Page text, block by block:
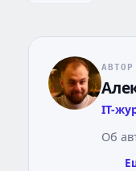
IT-
Об